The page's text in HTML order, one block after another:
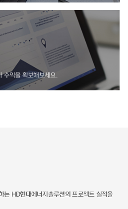
수익을 확보해보세요.
는 HD현대에너지솔루션의 프로젝트 실적을